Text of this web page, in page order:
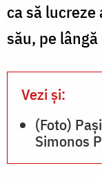
ca să
său, pe
Vezi și:
(Foto)
Simonos